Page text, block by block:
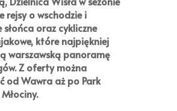
rejsy o wschodzie i
słońca oraz cykliczne
które najpiękniej
warszawską panoramę
Z oferty można
od Wawra aż po Park